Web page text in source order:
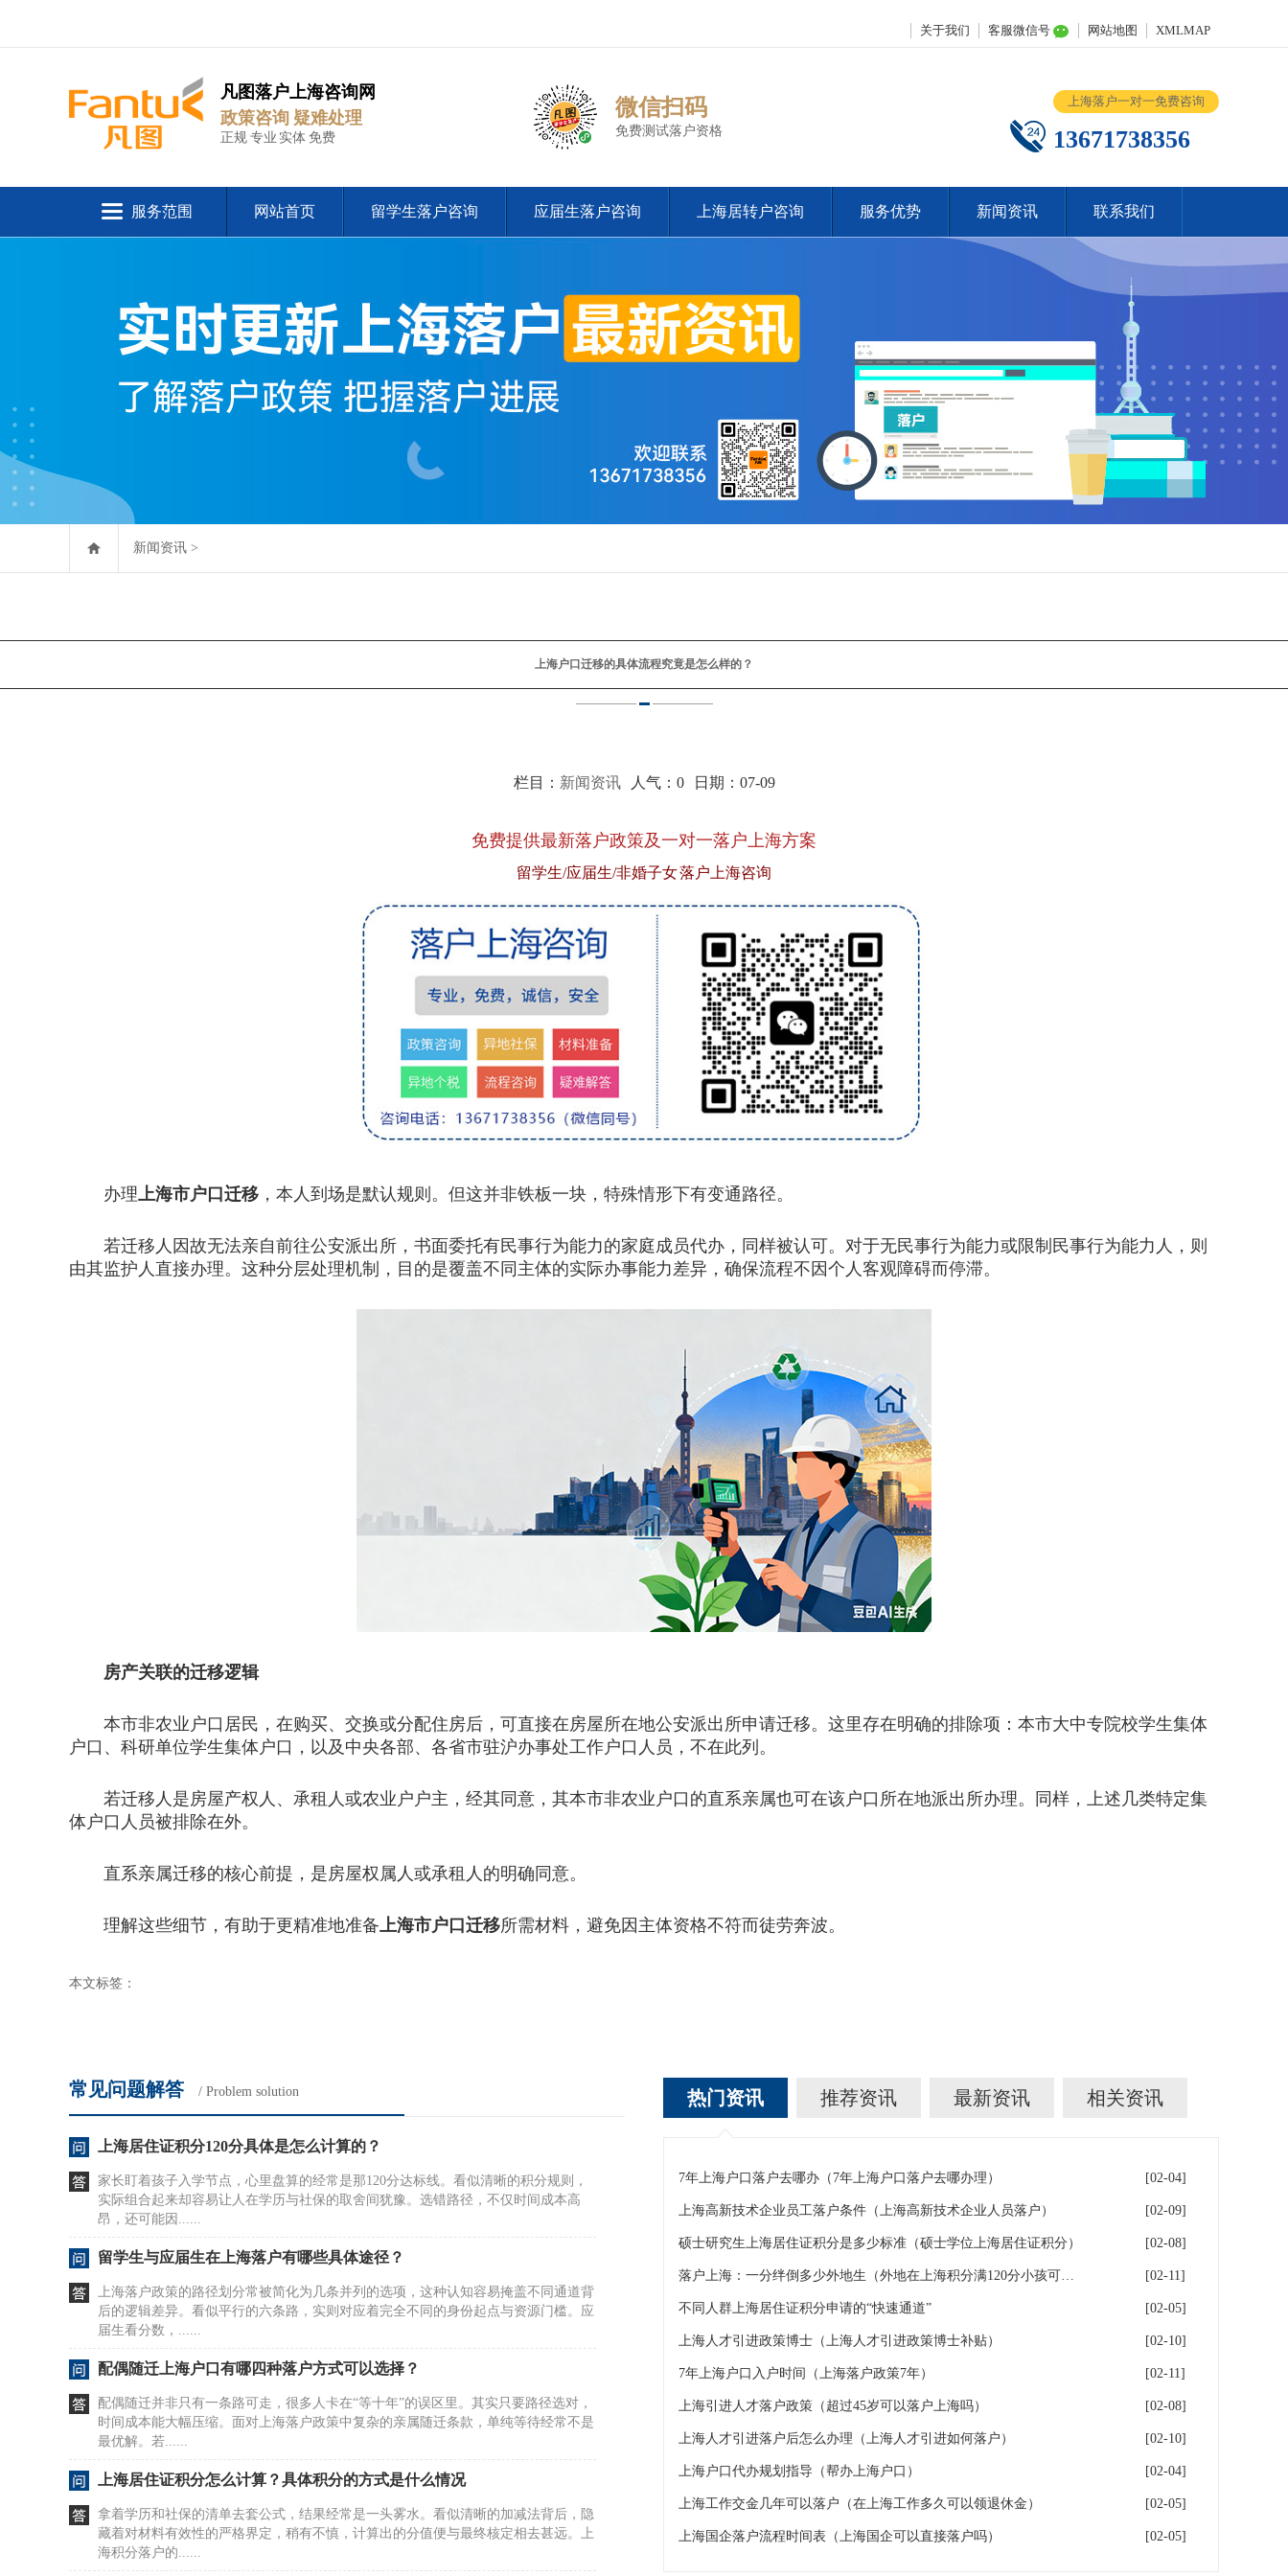
关于我们 客服微信号 网站地图 XMLMAP
凡图落户上海咨询网
政策咨询 疑难处理
正规 专业 实体 免费
微信扫码
免费测试落户资格
上海落户一对一免费咨询
13671738356
服务范围 网站首页 留学生落户咨询 应届生落户咨询 上海居转户咨询 服务优势 新闻资讯 联系我们
新闻资讯 >
上海户口迁移的具体流程究竟是怎么样的？
栏目： 新闻资讯人气： 0日期：07-09
免费提供最新落户政策及一对一落户上海方案
留学生/应届生/非婚子女 落户上海咨询
办理上海市户口迁移 ，本人到场是默认规则。但这并非铁板一块，特殊情形下有变通路径。
若迁移人因故无法亲自前往公安派出所，书面委托有民事行为能力的家庭成员代办，同样被认可。对于无民事行为能力或限制民事行为能力人，则
由其监护人直接办理。这种分层处理机制，目的是覆盖不同主体的实际办事能力差异，确保流程不因个人客观障碍而停滞。
房产关联的迁移逻辑
本市非农业户口居民，在购买、交换或分配住房后，可直接在房屋所在地公安派出所申请迁移。这里存在明确的排除项：本市大中专院校学生集体
户口、科研单位学生集体户口，以及中央各部、各省市驻沪办事处工作户口人员，不在此列。
若迁移人是房屋产权人、承租人或农业户户主，经其同意，其本市非农业户口的直系亲属也可在该户口所在地派出所办理。同样，上述几类特定集
体户口人员被排除在外。
直系亲属迁移的核心前提，是房屋权属人或承租人的明确同意。
理解这些细节，有助于更精准地准备上海市户口迁移所需材料，避免因主体资格不符而徒劳奔波。
本文标签：
常见问题解答 / Problem solution
上海居住证积分120分具体是怎么计算的？
家长盯着孩子入学节点，心里盘算的经常是那120分达标线。看似清晰的积分规则，
实际组合起来却容易让人在学历与社保的取舍间犹豫。选错路径，不仅时间成本高
昂，还可能因......
留学生与应届生在上海落户有哪些具体途径？
上海落户政策的路径划分常被简化为几条并列的选项，这种认知容易掩盖不同通道背
后的逻辑差异。看似平行的六条路，实则对应着完全不同的身份起点与资源门槛。应
届生看分数，......
配偶随迁上海户口有哪四种落户方式可以选择？
配偶随迁并非只有一条路可走，很多人卡在“等十年”的误区里。其实只要路径选对，
时间成本能大幅压缩。面对上海落户政策中复杂的亲属随迁条款，单纯等待经常不是
最优解。若......
上海居住证积分怎么计算？具体积分的方式是什么情况
拿着学历和社保的清单去套公式，结果经常是一头雾水。看似清晰的加减法背后，隐
藏着对材料有效性的严格界定，稍有不慎，计算出的分值便与最终核定相去甚远。上
海积分落户的......
热门资讯 推荐资讯 最新资讯 相关资讯
7年上海户口落户去哪办（7年上海户口落户去哪办理） [02-04]
上海高新技术企业员工落户条件（上海高新技术企业人员落户） [02-09]
硕士研究生上海居住证积分是多少标准（硕士学位上海居住证积分） [02-08]
落户上海：一分绊倒多少外地生（外地在上海积分满120分小孩可以考上海大学吗） [02-11]
不同人群上海居住证积分申请的“快速通道” [02-05]
上海人才引进政策博士（上海人才引进政策博士补贴） [02-10]
7年上海户口入户时间（上海落户政策7年） [02-11]
上海引进人才落户政策（超过45岁可以落户上海吗） [02-08]
上海人才引进落户后怎么办理（上海人才引进如何落户） [02-10]
上海户口代办规划指导（帮办上海户口） [02-04]
上海工作交金几年可以落户（在上海工作多久可以领退休金） [02-05]
上海国企落户流程时间表（上海国企可以直接落户吗） [02-05]